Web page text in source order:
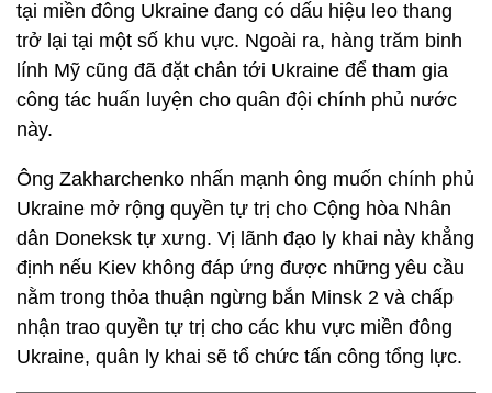
tại miền đông Ukraine đang có dấu hiệu leo thang
trở lại tại một số khu vực. Ngoài ra, hàng trăm binh
lính Mỹ cũng đã đặt chân tới Ukraine để tham gia
công tác huấn luyện cho quân đội chính phủ nước
này.
Ông Zakharchenko nhấn mạnh ông muốn chính phủ
Ukraine mở rộng quyền tự trị cho Cộng hòa Nhân
dân Doneksk tự xưng. Vị lãnh đạo ly khai này khẳng
định nếu Kiev không đáp ứng được những yêu cầu
nằm trong thỏa thuận ngừng bắn Minsk 2 và chấp
nhận trao quyền tự trị cho các khu vực miền đông
Ukraine, quân ly khai sẽ tổ chức tấn công tổng lực.